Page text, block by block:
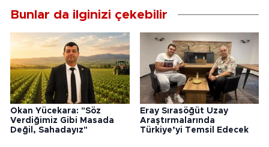
Bunlar da ilginizi çekebilir
Okan Yücekara: "Söz
Verdiğimiz Gibi Masada
Değil, Sahadayız"
Eray Sırasöğüt Uzay
Araştırmalarında
Türkiye’yi Temsil Edecek